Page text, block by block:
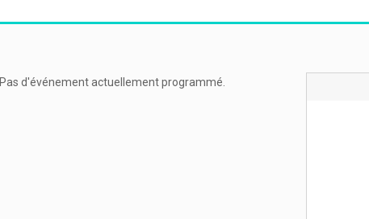
Pas d'événement actuellement programmé.